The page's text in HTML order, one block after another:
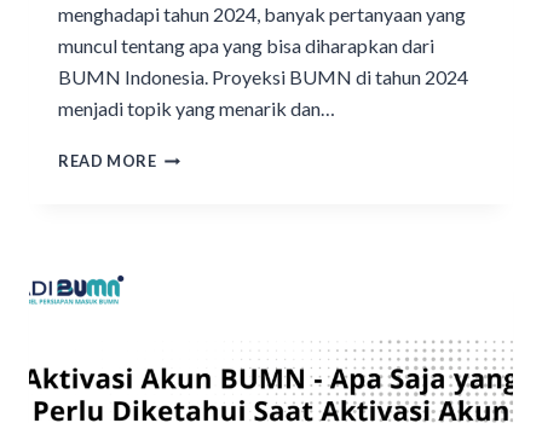
menghadapi tahun 2024, banyak pertanyaan yang
muncul tentang apa yang bisa diharapkan dari
BUMN Indonesia. Proyeksi BUMN di tahun 2024
menjadi topik yang menarik dan…
READ MORE